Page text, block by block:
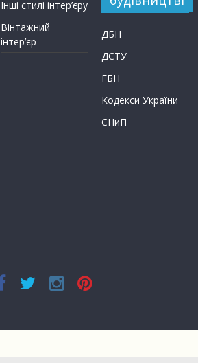
Інші стилі інтер’єру
Вінтажний
інтер’єр
ДБН
ДСТУ
ГБН
Кодекси України
СНиП